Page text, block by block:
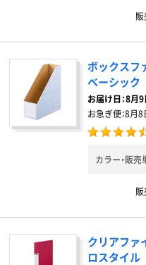
ボックス
ベーシッ
お届け日：8月9
お急ぎ便：8月8
カラー・販
クリアファ
ロスタイル